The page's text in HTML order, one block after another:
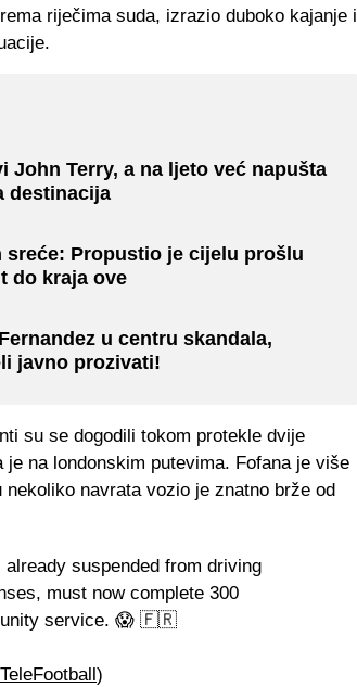
riječima suda, izrazio duboko kajanje i
John Terry, a na ljeto već napušta
destinacija
sreće: Propustio je cijelu prošlu
do kraja ove
u centru skandala,
javno prozivati!
su se dogodili tokom protekle dvije
na londonskim putevima. Fofana je više
navrata vozio je znatno brže od
suspended from driving
must now complete 300
service. 😱 🇫🇷
)